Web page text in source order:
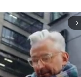
arrow_forward_ios